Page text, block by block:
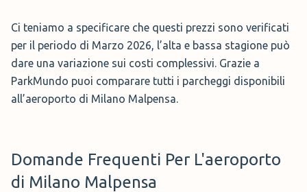
Ci teniamo a specificare che questi prezzi sono verificati
per il periodo di Marzo 2026, l’alta e bassa stagione può
dare una variazione sui costi complessivi. Grazie a
ParkMundo puoi comparare tutti i parcheggi disponibili
all’aeroporto di Milano Malpensa.
Domande Frequenti Per L'aeroporto
di Milano Malpensa